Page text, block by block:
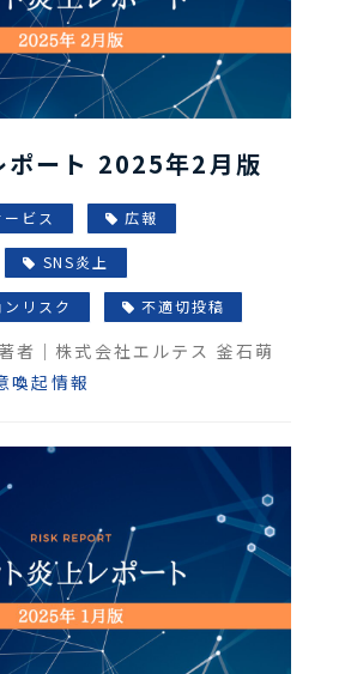
ポート 2025年2月版
ビス 広報
SNS炎上
ンリスク 不適切投稿
者｜株式会社エルテス 釜石萌
喚起情報